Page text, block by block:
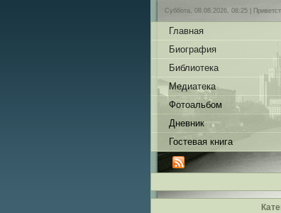
Суббота, 08.08.2026, 08:25 |
Главная
Биография
Библиотека
Медиатека
Фотоальбом
Дневник
Гостевая книга